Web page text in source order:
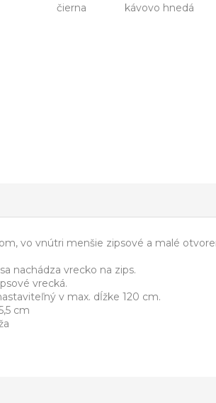
čierna kávovo hnedá
vo vnútri menšie zipsové a malé
nachádza vrecko na zips.
vrecká.
v max. dĺžke 120 cm.
cm